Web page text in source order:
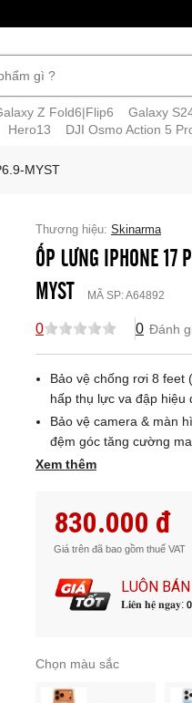
Z Fold6|Flip6 Galaxy
Hero13 DJI Osmo Action 5
MYST
Thương hiệu: Skinarma
ỐP LƯNG IPHONE
MYST
MÃ SP:A64892
0 0 Đánh
Bảo vệ chống rơi 8 feet
hấp thụ lực va đập hiệu
Bảo vệ camera & màn
đệm góc tăng cường
Tương thích sạc
– tay – balo, thể hiện
Xem thêm
830.000 đ
Giá trên đã bao gồm thuế VAT
LUÔN
𝐋𝐢𝐞̂𝐧 𝐡𝐞̣̂ 𝐧𝐠𝐚𝐲:
Chọn màu sắc